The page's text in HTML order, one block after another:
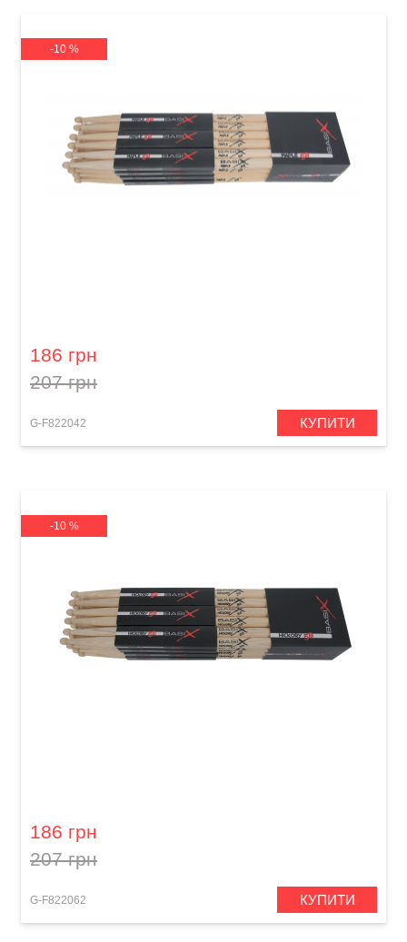
-10 %
186 грн
207 грн
G-F822042 КУПИТИ
-10 %
186 грн
207 грн
G-F822062 КУПИТИ